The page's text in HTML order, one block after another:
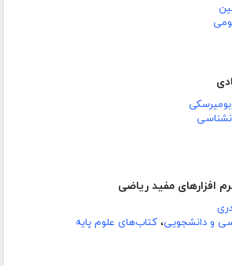
افزارهای مفید ریاضی
و دانشجویی، کتاب‌های علوم پایه